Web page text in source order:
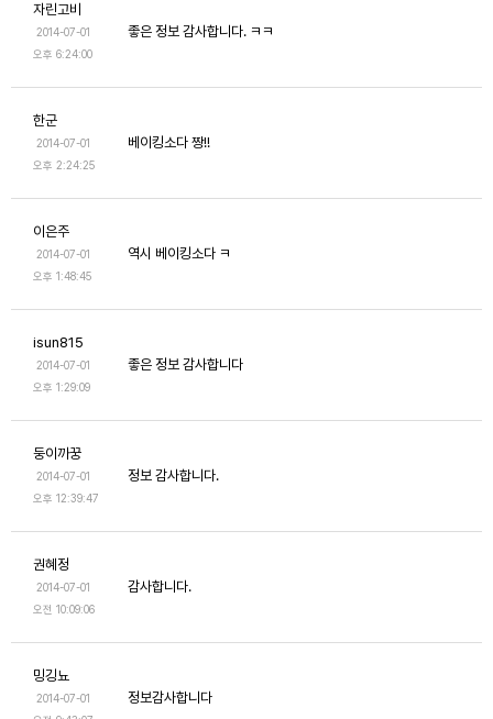
자린고비
2014-07-01
오후 6:24:00
좋은 정보 감사합니다. ㅋㅋ
한군
2014-07-01
오후 2:24:25
베이킹소다 짱!!
이은주
2014-07-01
오후 1:48:45
역시 베이킹소다 ㅋ
isun815
2014-07-01
오후 1:29:09
좋은 정보 감사합니다
둥이까꿍
2014-07-01
오후 12:39:47
정보 감사합니다.
권혜정
2014-07-01
오전 10:09:06
감사합니다.
밍깅뇨
2014-07-01
정보감사합니다